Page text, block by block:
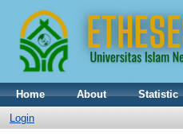
Home About Statistic
Login